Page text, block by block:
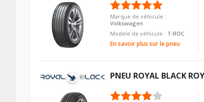
Marque de véhicule :
Volkswagen
Modèle de véhicule : T-ROC
En savoir plus sur le pneu
PNEU ROYAL BLACK